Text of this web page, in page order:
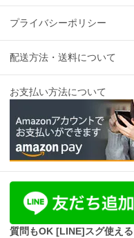
プライバシーポリシー
配送方法・送料について
お支払い方法について
質問もOK [LINE]スグ使え